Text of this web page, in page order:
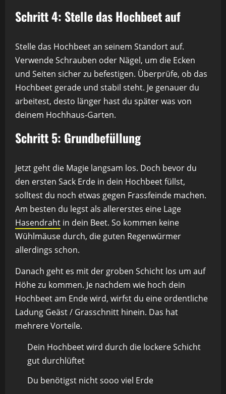
Schritt 4: Stelle das Hochbeet auf
Stelle das Hochbeet an seinem Standort auf.
Verwende Schrauben oder Nägel, um die Ecken
und Seiten sicher zu befestigen. Überprüfe, ob das
Hochbeet gerade und stabil steht. Je genauer du
arbeitest, desto länger hast du später was von
deinem Hochhaus-Garten.
Schritt 5: Grundbefüllung
Jetzt geht die Magie langsam los. Doch bevor du
den ersten Sack Erde in dein Hochbeet füllst,
solltest du noch etwas gegen Frassfeinde machen.
Am besten du legst als allererstes eine Lage
Hasendraht in dein Beet. So kommen keine
Wühlmäuse durch, die guten Regenwürmer
allerdings schon.
Danach geht es mit der groben Schicht los um auf
Höhe zu kommen. Je nachdem wie hoch dein
Hochbeet am Ende wird, wirfst du eine ordentliche
Ladung Geäst / Grasschnitt hinein. Das hat
mehrere Vorteile.
Dein Hochbeet wird durch die lockere Schicht
gut durchlüftet
Du benötigst nicht sooo viel Erde